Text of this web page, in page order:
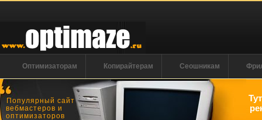
Оптимизаторам Копирайтерам Сеошникам
Популярный сайт
вебмастеров и
оптимизаторов